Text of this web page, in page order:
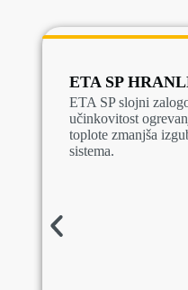
ETA SP
ETA SP slojni
učinkovitost
toplote zmanjša
sistema.